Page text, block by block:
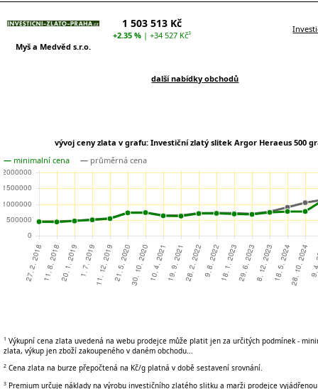
další nabídky obchodů
Myš a Medvěd s.r.o.
1 503 513 Kč
+2.35 % | +34 527 Kč3
vývoj ceny zlata v grafu: Investiční zlatý slitek Argor Heraeus 500
— minimalní cena — průměrná cena
1 Výkupní cena zlata uvedená na webu prodejce může platit jen za určitých podmínek -
zlata, výkup jen zboží zakoupeného v daném obchodu...
2 Cena zlata na burze přepočtená na Kč/g platná v době sestavení srovnání.
3 Premium určuje náklady na výrobu investičního zlatého slitku a marži prodejce